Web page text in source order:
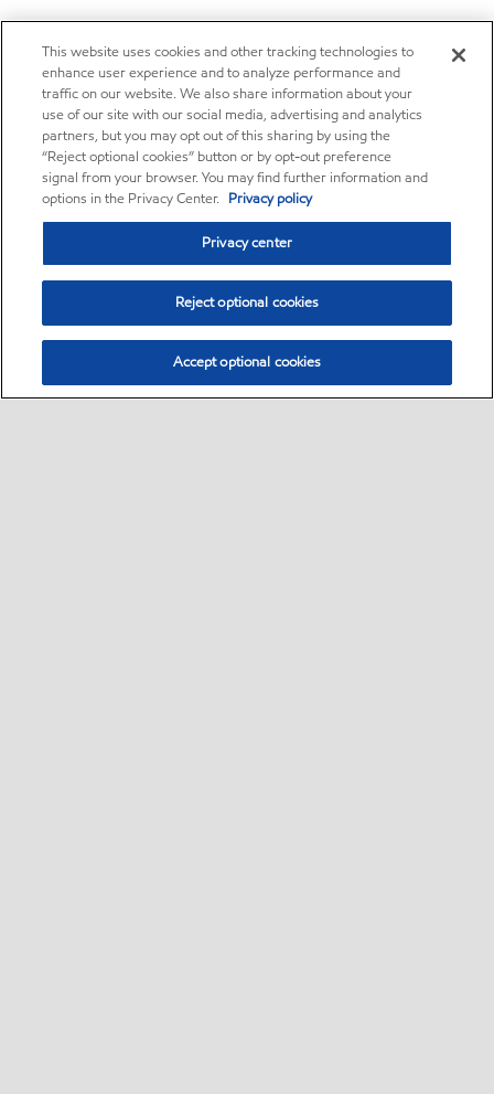
This website uses cookies and other tracking technologies to
enhance user experience and to analyze performance and
traffic on our website. We also share information about your
use of our site with our social media, advertising and analytics
partners, but you may opt out of this sharing by using the
“Reject optional cookies” button or by opt-out preference
signal from your browser. You may find further information and
options in the Privacy Center. Privacy policy
Privacy center
Reject optional cookies
Accept optional cookies